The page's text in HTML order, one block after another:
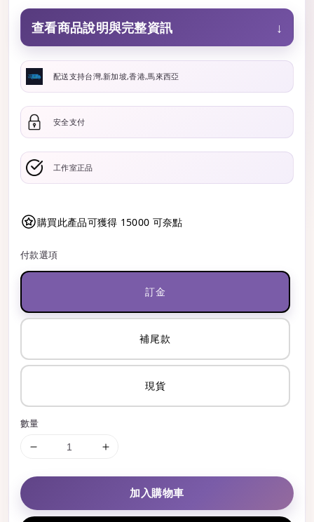
price
查看商品說明與完整資訊 ↓
配送支持台灣,新加坡,香港,馬來西亞
安全支付
工作室正品
購買此產品可獲得 15000 可奈點
付款選項
訂金
補尾款
現貨
數量
加入購物車